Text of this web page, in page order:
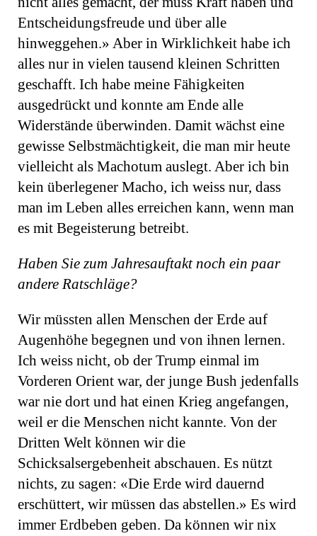
Entscheidungsfreude und über alle
hinweggehen.» Aber in Wirklichkeit habe ich
alles nur in vielen tausend kleinen Schritten
geschafft. Ich habe meine Fähigkeiten
ausgedrückt und konnte am Ende alle
Widerstände überwinden. Damit wächst eine
gewisse Selbstmächtigkeit, die man mir heute
vielleicht als Machotum auslegt. Aber ich bin
kein überlegener Macho, ich weiss nur, dass
man im Leben alles erreichen kann, wenn man
es mit Begeisterung betreibt.
Haben Sie zum Jahresauftakt noch ein paar
andere Ratschläge?
Wir müssten allen Menschen der Erde auf
Augenhöhe begegnen und von ihnen lernen.
Ich weiss nicht, ob der Trump einmal im
Vorderen Orient war, der junge Bush jedenfalls
war nie dort und hat einen Krieg angefangen,
weil er die Menschen nicht kannte. Von der
Dritten Welt können wir die
Schicksalsergebenheit abschauen. Es nützt
nichts, zu sagen: «Die Erde wird dauernd
erschüttert, wir müssen das abstellen.» Es wird
immer Erdbeben geben. Da können wir nix